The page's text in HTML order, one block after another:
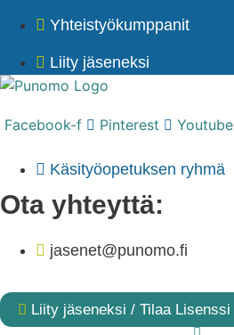
Yhteistyökumppanit
Liity jäseneksi
Facebook-f Pinterest Youtube
Käsityöopetuksen ryhmä
Ota yhteyttä:
jasenet@punomo.fi
Liity jäseneksi / Tilaa Lisenssi